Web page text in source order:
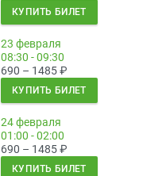
КУПИТЬ БИЛЕТ
23 февраля
08:30 - 09:30
690 – 1485₽
КУПИТЬ БИЛЕТ
24 февраля
01:00 - 02:00
690 – 1485₽
КУПИТЬ БИЛЕТ